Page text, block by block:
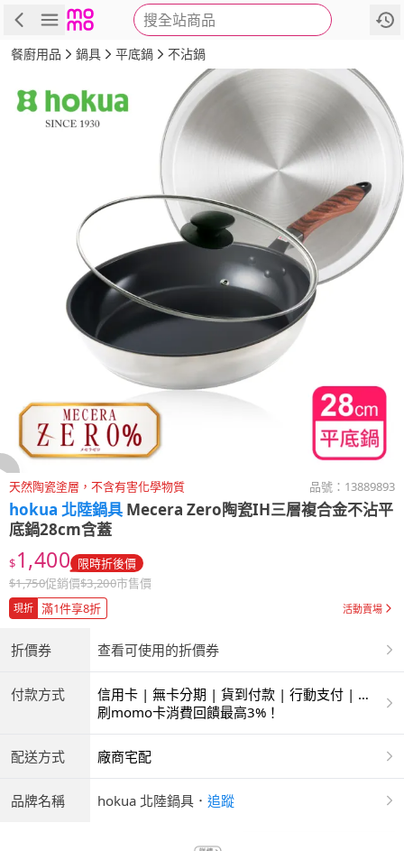
搜全站商品
商品 評價 詳情
餐廚用品 鍋具 平底鍋 不沾鍋
天然陶瓷塗層，不含有害化學物質 品號： 13889893
hokua 北陸鍋具 Mecera Zero陶瓷IH三層複合金不沾平
底鍋28cm含蓋
$1,400 限時折後價
$1,750促銷價$3,200市售價
現折 滿1件享8折 活動賣場
折價券 查看可使用的折價券
付款方式
信用卡 | 無卡分期 | 貨到付款 | 行動支付 | 超
商付款 | ATM | 銀聯卡
刷momo卡消費回饋最高3%！
配送方式 廠商宅配
品牌名稱 hokua 北陸鍋具 ． 追蹤